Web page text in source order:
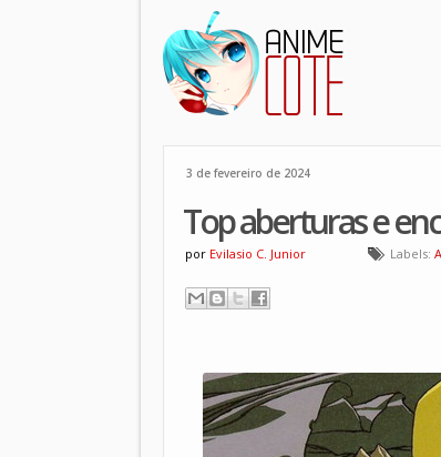
3 de fevereiro de 2024
Top aberturas e
por Evilasio C. Junior Labels: